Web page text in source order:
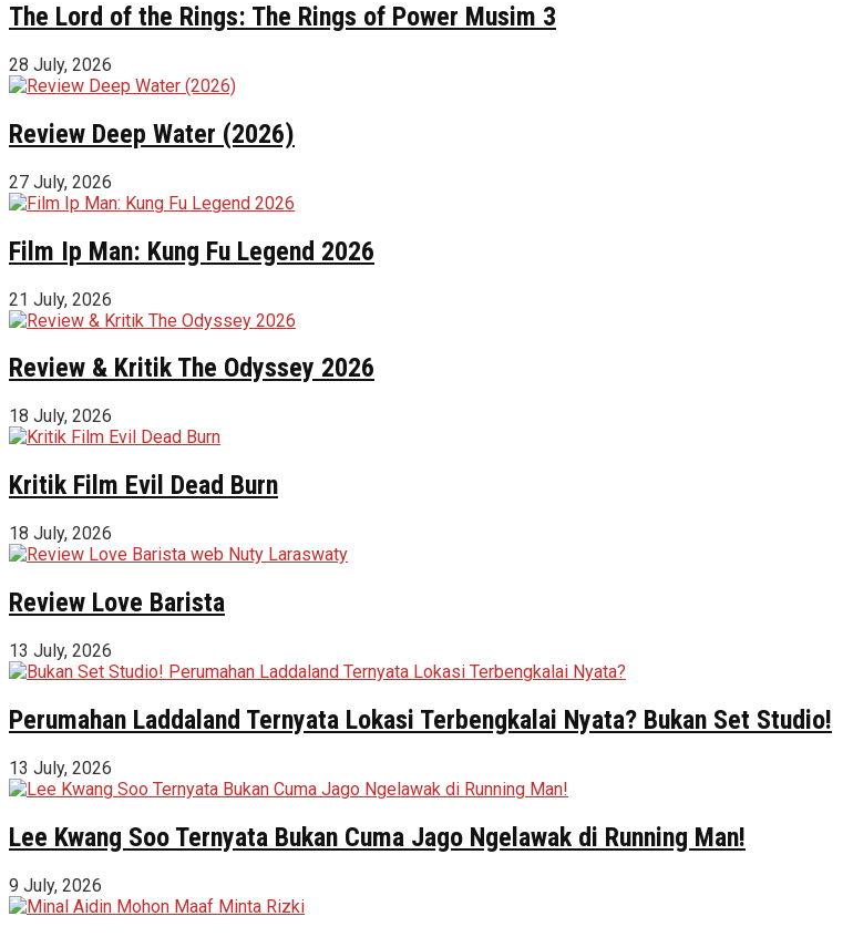
The Lord of the Rings: The Rings of Power Musim 3
28 July, 2026
Review Deep Water (2026)
27 July, 2026
Film Ip Man: Kung Fu Legend 2026
21 July, 2026
Review & Kritik The Odyssey 2026
18 July, 2026
Kritik Film Evil Dead Burn
18 July, 2026
Review Love Barista
13 July, 2026
Perumahan Laddaland Ternyata Lokasi Terbengkalai Nyata? Bukan Set Studio!
13 July, 2026
Lee Kwang Soo Ternyata Bukan Cuma Jago Ngelawak di Running Man!
9 July, 2026